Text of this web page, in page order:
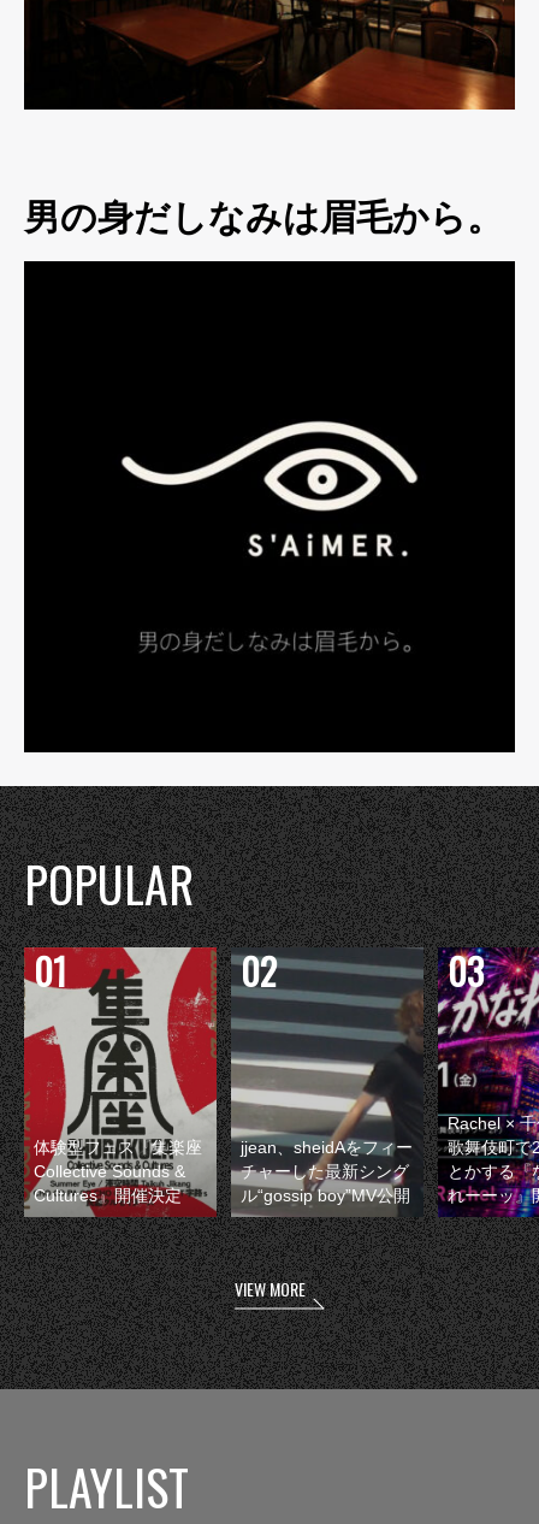
男の身だしなみは眉毛から。
POPULAR
体験型フェス『集楽座
Collective Sounds &
Cultures』開催決定
jjean、sheidAをフィー
チャーした最新シング
ル“gossip boy”MV公開
Rachel ×
歌舞伎町で
とかする『
れーーッ』
VIEW MORE
PLAYLIST